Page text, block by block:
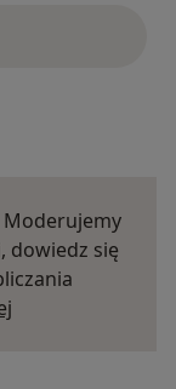
Moderujemy
dowiedz się